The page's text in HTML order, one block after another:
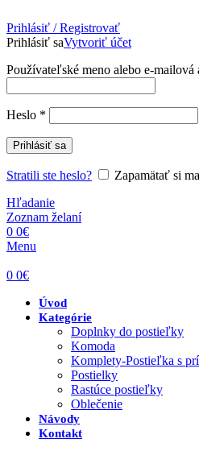
Prihlásiť / Registrovať
Prihlásiť saVytvoriť účet
Používateľské meno alebo e-mailová
Heslo *
Prihlásiť sa
Stratili ste heslo?
Zapamätať si ma
Hľadanie
Zoznam želaní
0 0€
Menu
0 0€
Úvod
Kategórie
Doplnky do postieľky
Komoda
Komplety-Postieľka s
Postielky
Rastúce postieľky
Oblečenie
Návody
Kontakt